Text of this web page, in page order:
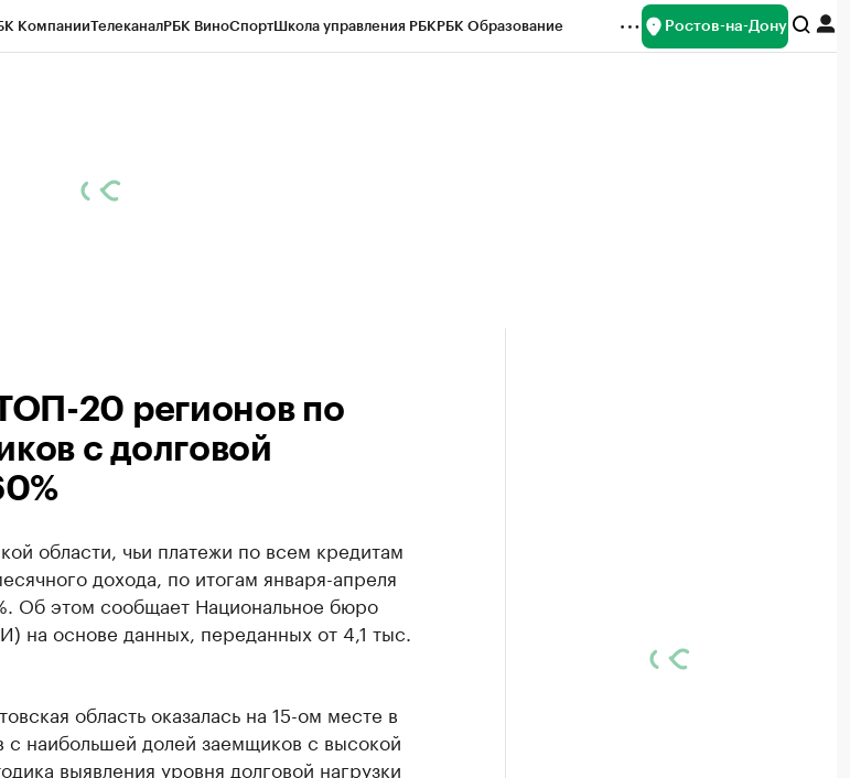
КомпанииТелеканалРБК ВиноСпортШкола управления РБКРБК Образование Ростов-на-Дону
20 регионов по
с долговой
области, чьи платежи по всем кредитам
дохода, по итогам января-апреля
Об этом сообщает Национальное бюро
на основе данных, переданных от 4,1 тыс.
область оказалась на 15-ом месте в
с наибольшей долей заемщиков с высокой
выявления уровня долговой нагрузки